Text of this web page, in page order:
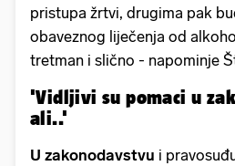
pristupa žrtvi, drugima pak
obaveznog liječenja od
tretman i slično - napominje
'Vidljivi su pomaci u
ali..'
U zakonodavstvu i